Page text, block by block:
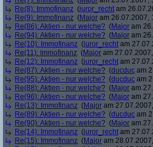
Re(8): Immofinanz (juror_recht am
Re(9): Immofinanz (Major am 26.07.2007,
Re(86): Aktien - nur welche? (Major am
Re(94): Aktien - nur welche? (Major am
Re(10): Immofinanz (juror_recht am
Re(11): Immofinanz (Major am
Re(12): Immofinanz (juror_recht am
Re(87): Aktien - nur welche? (ducduc am
Re(95): Aktien - nur welche? (ducduc am
Re(88): Aktien - nur welche? (Major am
Re(96): Aktien - nur welche? (Major am
Re(13): Immofinanz (Major am
Re(89): Aktien - nur welche? (ducduc am
Re(90): Aktien - nur welche? (Major am
Re(14): Immofinanz (juror_recht am
Re(15): Immofinanz (Major am